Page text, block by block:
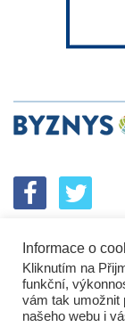
SPOLUPRÁCE
ENERGETICKÝ
PROBLÉMY FIREM
NEJHORŠÍ FIRMY
Informace o
Kliknutím na
funkční,
vám tak umožnit
našeho webu i